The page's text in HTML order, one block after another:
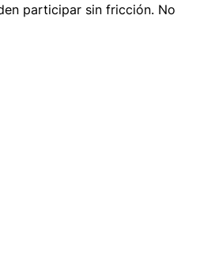
participar sin fricción. No